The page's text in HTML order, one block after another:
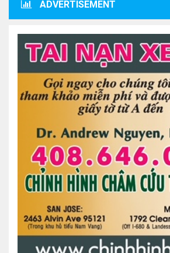
ADVERTISEMENT